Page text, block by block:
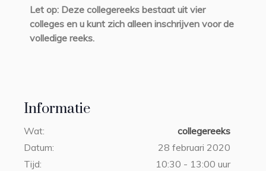
Informatie
Wat:
collegereeks
Datum:
28 februari 2020
Tijd:
10:30 - 13:00 uur
Let op: Deze collegereeks bestaat uit vier
colleges en u kunt zich alleen inschrijven voor de
volledige reeks.